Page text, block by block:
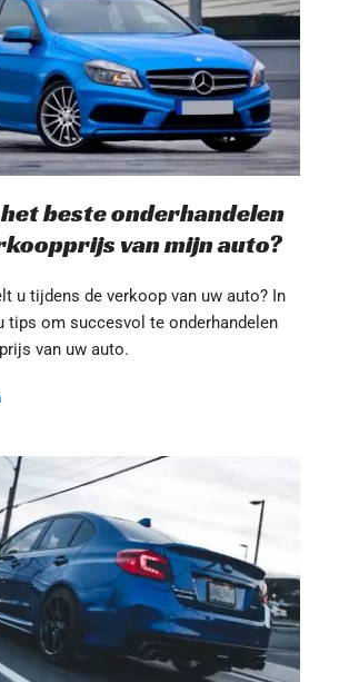
beste onderhandelen
van mijn auto?
u tijdens de verkoop van uw auto? In
tips om succesvol te onderhandelen
van uw auto.